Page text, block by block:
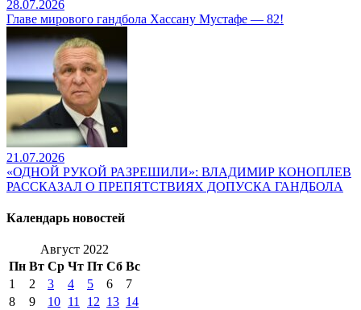
28.07.2026
Главе мирового гандбола Хассану Мустафе — 82!
21.07.2026
«ОДНОЙ РУКОЙ РАЗРЕШИЛИ»: ВЛАДИМИР КОНОПЛЕВ
РАССКАЗАЛ О ПРЕПЯТСТВИЯХ ДОПУСКА ГАНДБОЛА
Календарь новостей
Август 2022
Пн Вт Ср Чт Пт Сб Вс
1
2 3 4 5 6
7
8
9 10 11 12 13 14